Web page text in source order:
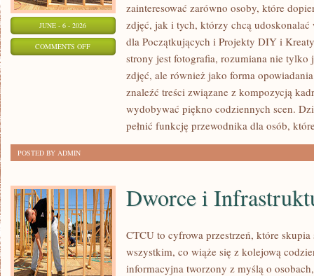
JUNE - 6 - 2026
COMMENTS OFFON
PORADNIKI
POCZĄTKUJĄCYCH
zainteresować zarówno osoby, które
zdjęć, jak i tych, którzy chcą
dla Początkujących i Projekty DIY i
strony jest fotografia, rozumiana nie
zdjęć, ale również jako forma
znaleźć treści związane z kompozycją
wydobywać piękno codziennych scen.
pełnić funkcję przewodnika dla osób,
POSTED BY ADMIN
Dworce i
CTCU to cyfrowa przestrzeń, które skupia
wszystkim, co wiąże się z kolejową
informacyjna tworzony z myślą o